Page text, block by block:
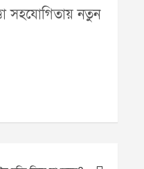
সহযোগিতায় নতুন